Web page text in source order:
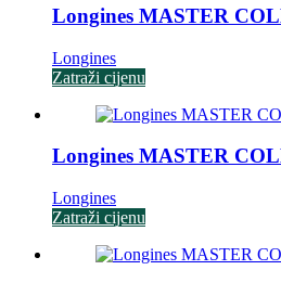
Longines MASTER
Longines
Zatraži cijenu
Longines MASTER
Longines
Zatraži cijenu